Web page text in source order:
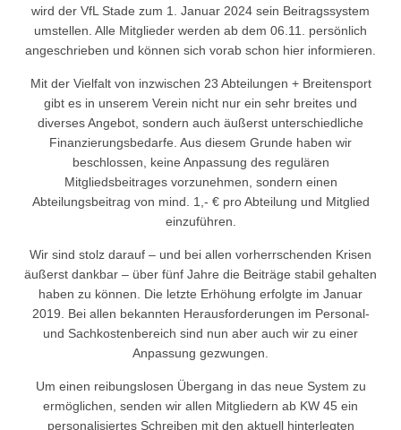
wird der VfL Stade zum 1. Januar 2024 sein Beitragssystem
umstellen. Alle Mitglieder werden ab dem 06.11. persönlich
angeschrieben und können sich vorab schon hier informieren.
Mit der Vielfalt von inzwischen 23 Abteilungen + Breitensport
gibt es in unserem Verein nicht nur ein sehr breites und
diverses Angebot, sondern auch äußerst unterschiedliche
Finanzierungsbedarfe. Aus diesem Grunde haben wir
beschlossen, keine Anpassung des regulären
Mitgliedsbeitrages vorzunehmen, sondern einen
Abteilungsbeitrag von mind. 1,- € pro Abteilung und Mitglied
einzuführen.
Wir sind stolz darauf – und bei allen vorherrschenden Krisen
äußerst dankbar – über fünf Jahre die Beiträge stabil gehalten
haben zu können. Die letzte Erhöhung erfolgte im Januar
2019. Bei allen bekannten Herausforderungen im Personal-
und Sachkostenbereich sind nun aber auch wir zu einer
Anpassung gezwungen.
Um einen reibungslosen Übergang in das neue System zu
ermöglichen, senden wir allen Mitgliedern ab KW 45 ein
personalisiertes Schreiben mit den aktuell hinterlegten